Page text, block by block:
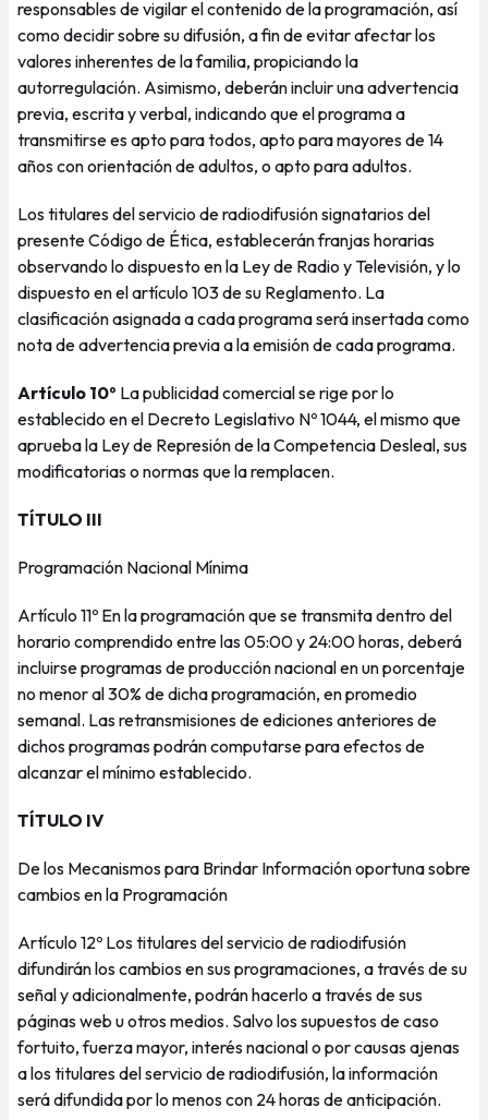
responsables de vigilar el contenido de la programación, así
como decidir sobre su difusión, a fin de evitar afectar los
valores inherentes de la familia, propiciando la
autorregulación. Asimismo, deberán incluir una advertencia
previa, escrita y verbal, indicando que el programa a
transmitirse es apto para todos, apto para mayores de 14
años con orientación de adultos, o apto para adultos.
Los titulares del servicio de radiodifusión signatarios del
presente Código de Ética, establecerán franjas horarias
observando lo dispuesto en la Ley de Radio y Televisión, y lo
dispuesto en el artículo 103 de su Reglamento. La
clasificación asignada a cada programa será insertada como
nota de advertencia previa a la emisión de cada programa.
Artículo 10º La publicidad comercial se rige por lo
establecido en el Decreto Legislativo Nº 1044, el mismo que
aprueba la Ley de Represión de la Competencia Desleal, sus
modificatorias o normas que la remplacen.
TÍTULO III
Programación Nacional Mínima
Artículo 11º En la programación que se transmita dentro del
horario comprendido entre las 05:00 y 24:00 horas, deberá
incluirse programas de producción nacional en un porcentaje
no menor al 30% de dicha programación, en promedio
semanal. Las retransmisiones de ediciones anteriores de
dichos programas podrán computarse para efectos de
alcanzar el mínimo establecido.
TÍTULO IV
De los Mecanismos para Brindar Información oportuna sobre
cambios en la Programación
Artículo 12º Los titulares del servicio de radiodifusión
difundirán los cambios en sus programaciones, a través de su
señal y adicionalmente, podrán hacerlo a través de sus
páginas web u otros medios. Salvo los supuestos de caso
fortuito, fuerza mayor, interés nacional o por causas ajenas
a los titulares del servicio de radiodifusión, la información
será difundida por lo menos con 24 horas de anticipación.